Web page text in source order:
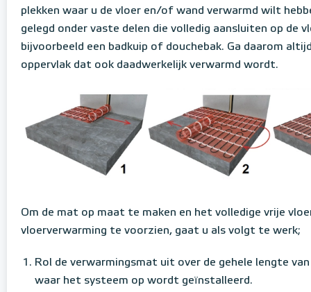
plekken waar u de vloer en/of wand verwarmd wilt
gelegd onder vaste delen die volledig aansluiten op de
bijvoorbeeld een badkuip of douchebak. Ga daarom
oppervlak dat ook daadwerkelijk verwarmd wordt.
Om de mat op maat te maken en het volledige vrije
vloerverwarming te voorzien, gaat u als volgt te werk;
Rol de verwarmingsmat uit over de gehele lengte
waar het systeem op wordt geïnstalleerd.